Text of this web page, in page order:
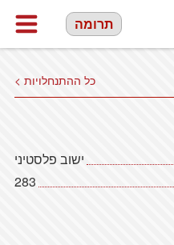
תרומה
כל ההתנחלויות >
ישוב פלסטיני
283